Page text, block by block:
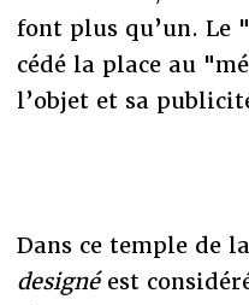
font plus qu’un. Le
cédé la place au
l’objet et sa
Dans ce temple de
designéest